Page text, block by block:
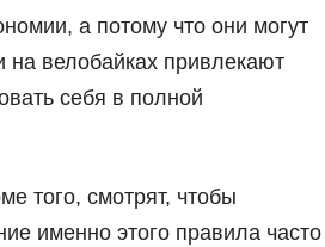
а потому что они могут
на велобайках привлекают
себя в полной
того, смотрят, чтобы
именно этого правила часто